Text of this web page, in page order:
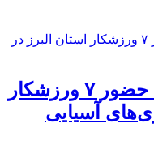
۲ مدال برنز نتیجه حضور ۷ ورزشکار
آسیایی